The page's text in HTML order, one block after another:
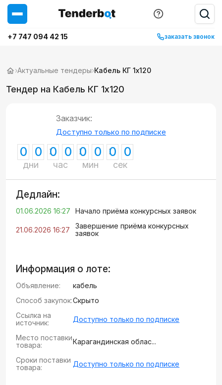
+7 747 094 42 15 заказать звонок
›Актуальные тендеры›Кабель КГ 1х120
Тендер на Кабель КГ 1х120
Заказчик:
Доступно только по подписке
0 0
дни
0 0
час
0 0
мин
0 0
сек
Дедлайн:
01.06.2026 16:27 Начало приёма конкурсных заявок
21.06.2026 16:27
Завершение приёма конкурсных
заявок
Информация о лоте:
Объявление:
кабель
Способ закупок:Скрыто
Ссылка на
источник:
Доступно только по подписке
Место поставки
товара:
Карагандинская облас...
Сроки поставки
товара:
Доступно только по подписке